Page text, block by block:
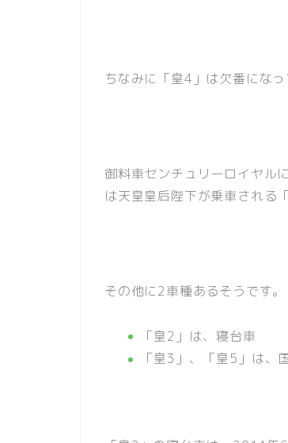
ちなみに「皇4」は欠番になっ
御料車センチュリーロイヤル
は天皇皇后陛下が乗車される
その他に2車種あるそうです。
「皇2」は、寝台車
「皇3」、「皇5」は、